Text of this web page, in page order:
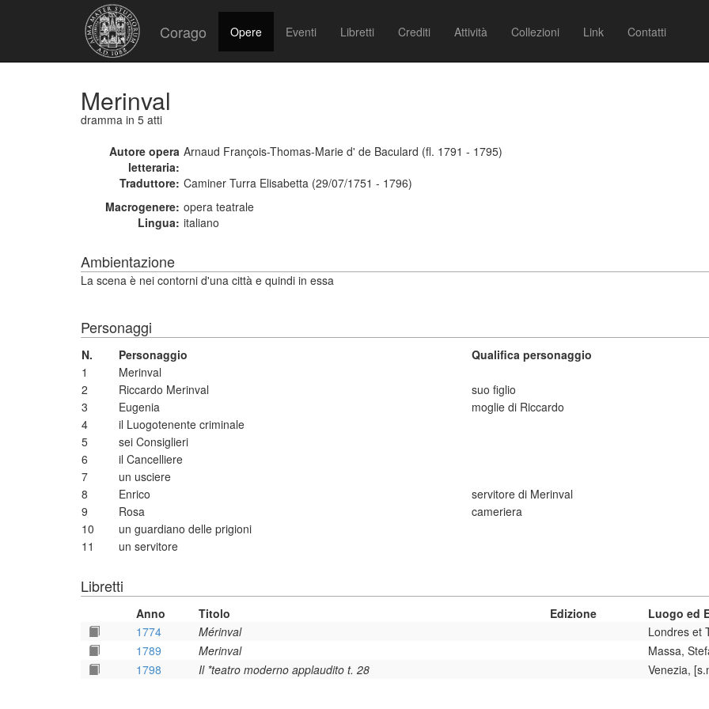
Corago Opere Eventi Libretti Crediti Attività Collezioni Link Contatti
Merinval
dramma in 5 atti
Autore opera
letteraria:
Arnaud François-Thomas-Marie d' de Baculard (fl. 1791 - 1795)
Traduttore: Caminer Turra Elisabetta (29/07/1751 - 1796)
Macrogenere: opera teatrale
Lingua: italiano
Ambientazione
La scena è nei contorni d'una città e quindi in essa
Personaggi
N. Personaggio Qualifica personaggio
1
Merinval
2
Riccardo Merinval suo figlio
3
Eugenia moglie di Riccardo
4
il Luogotenente criminale
5
sei Consiglieri
6
il Cancelliere
7
un usciere
8
Enrico servitore di Merinval
9
Rosa cameriera
10
un guardiano delle prigioni
11
un servitore
Libretti
Anno Titolo Edizione
Luogo ed
1774
Mérinval
Londres et
1789
Merinval
Massa,
1798
Il *teatro moderno applaudito t. 28 Venezia,